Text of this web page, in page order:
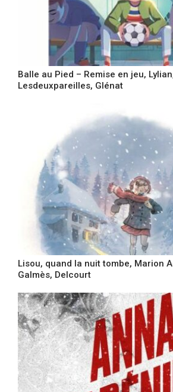
Balle au Pied – Remise en jeu,
Lesdeuxpareilles, Glénat
Lisou, quand la nuit tombe, Marion
Galmès, Delcourt